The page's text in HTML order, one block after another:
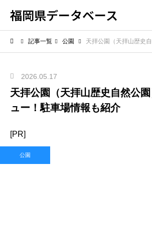
福岡県データベース
記事一覧 公園 天拝公園（天拝山歴史自然公園）を
2026.05.17
天拝公園（天拝山歴史自然公
ュー！駐車場情報も紹介
[PR]
公園